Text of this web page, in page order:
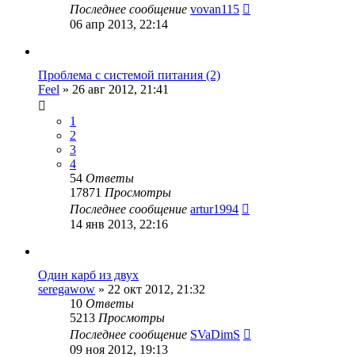
Последнее сообщение vovan115
06 апр 2013, 22:14
Проблема с системой питания (2)
Feel » 26 авг 2012, 21:41
1
2
3
4
54 Ответы
17871 Просмотры
Последнее сообщение artur1994
14 янв 2013, 22:16
Один карб из двух
seregawow » 22 окт 2012, 21:32
10 Ответы
5213 Просмотры
Последнее сообщение SVaDimS
09 ноя 2012, 19:13